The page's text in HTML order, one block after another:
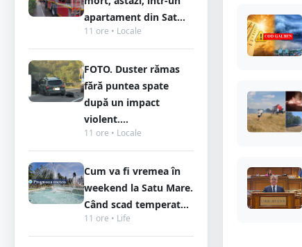
apartament din Sat...
11 ore • Locale
FOTO. Duster rămas
fără puntea spate
după un impact
violent....
11 ore • Locale
Cum va fi vremea în
weekend la Satu Mare.
Când scad temperat...
11 ore • Life